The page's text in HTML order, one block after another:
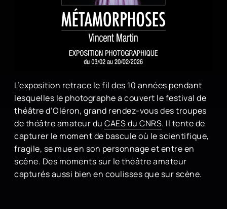
L’exposition retrace le fil des 10 années pendant
lesquelles le photographe a couvert le festival de
théâtre d’Oléron, grand rendez-vous des troupes
de théâtre amateur du CAES du CNRS. Il tente de
capturer le moment de bascule où le scientifique,
fragile, se mue en son personnage et entre en
scène. Des moments sur le théâtre amateur
capturés aussi bien en coulisses que sur scène.